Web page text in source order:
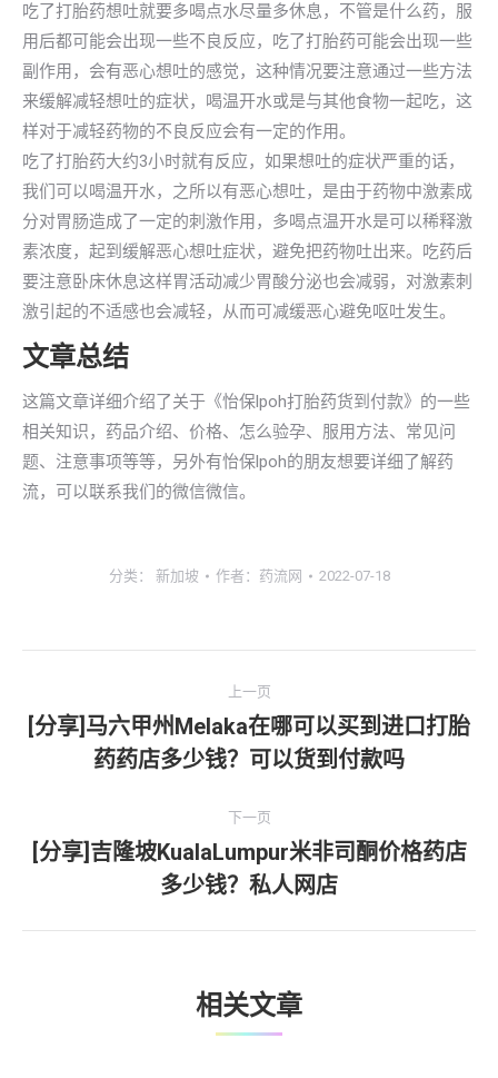
吃了打胎药想吐就要多喝点水尽量多休息，不管是什么药，服
用后都可能会出现一些不良反应，吃了打胎药可能会出现一些
副作用，会有恶心想吐的感觉，这种情况要注意通过一些方法
来缓解减轻想吐的症状，喝温开水或是与其他食物一起吃，这
样对于减轻药物的不良反应会有一定的作用。
吃了打胎药大约3小时就有反应，如果想吐的症状严重的话，
我们可以喝温开水，之所以有恶心想吐，是由于药物中激素成
分对胃肠造成了一定的刺激作用，多喝点温开水是可以稀释激
素浓度，起到缓解恶心想吐症状，避免把药物吐出来。吃药后
要注意卧床休息这样胃活动减少胃酸分泌也会减弱，对激素刺
激引起的不适感也会减轻，从而可减缓恶心避免呕吐发生。
文章总结
这篇文章详细介绍了关于《怡保lpoh打胎药货到付款》的一些
相关知识，药品介绍、价格、怎么验孕、服用方法、常见问
题、注意事项等等，另外有怡保lpoh的朋友想要详细了解药
流，可以联系我们的微信微信。
分类： 新加坡 作者： 药流网 2022-07-18
章
上一页
上
一
[分享]马六甲州Melaka在哪可以买到进口打胎
药药店多少钱？可以货到付款吗
下一页
下
一
文
[分享]吉隆坡KualaLumpur米非司酮价格药店
多少钱？私人网店
相关文章